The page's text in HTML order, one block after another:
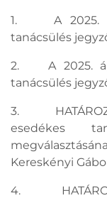
1. A 2025.
tanácsülés
2. A 2025.
tanácsülés
3.
esedékes
Kereskényi
4.